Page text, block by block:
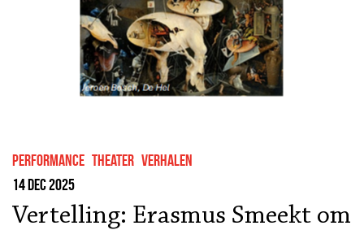
performance theater Verhalen
14 dec 2025
Vertelling: Erasmus Smeekt om